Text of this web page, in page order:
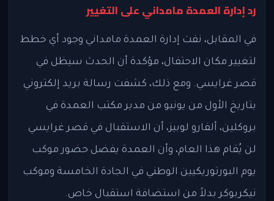
رد إدارة العمدة مامداني على التغيير
في المقابل، نفت إدارة العمدة مامداني وجود أي خطط
لتغيير مكان الاحتفال، مؤكدة أن الحدث سيظل في
قصر غرايسي. ومع ذلك، كشفت رسالة بريد إلكتروني
بتاريخ الأول من يونيو من مدير مكتب العمدة في
بروكلين، ألفارو لوبيز، أن الاستقبال في قصر غرايسي
لن يُقام هذا العام، وأن العمدة يفضل حضور موكب
يوم البورتوريكيين الوطني في الجادة الخامسة وموكب
نيكربوكر بدلاً من استضافة استقبال خاص.